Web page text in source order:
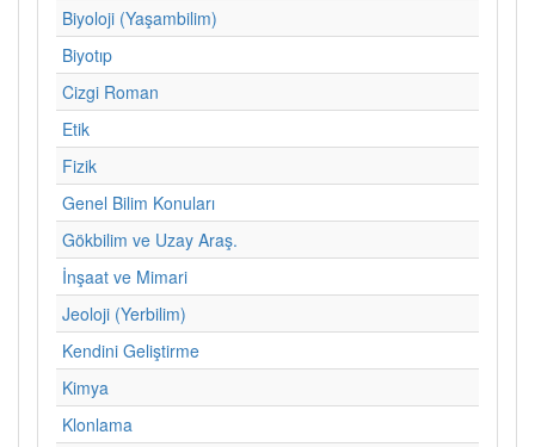
Biyoloji (Yaşambilim)
Biyotıp
Cizgi Roman
Etik
Fizik
Genel Bilim Konuları
Gökbilim ve Uzay Araş.
İnşaat ve Mimari
Jeoloji (Yerbilim)
Kendini Geliştirme
Kimya
Klonlama